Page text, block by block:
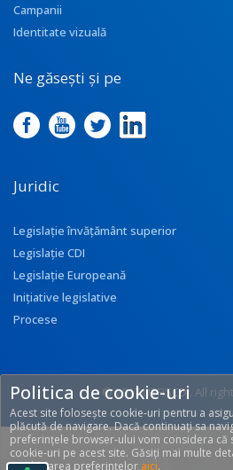
Campanii
Identitate vizuală
Ne găsești și pe
Juridic
Legislație învățământ superior
Legislație CDI
Legislație Europeană
Inițiative legislative
Procese
© 2017 UEFISCDI. All
[T: 0.2937, O:
Politica de cookie-uri
Acest site folosește cookie-uri pentru a
plăcută de navigare. Dacă continuați sa
preferințele browser-ului vom considera că
cookie-uri pe acest site. Găsiți mai multe
modificarea preferințelor aici.